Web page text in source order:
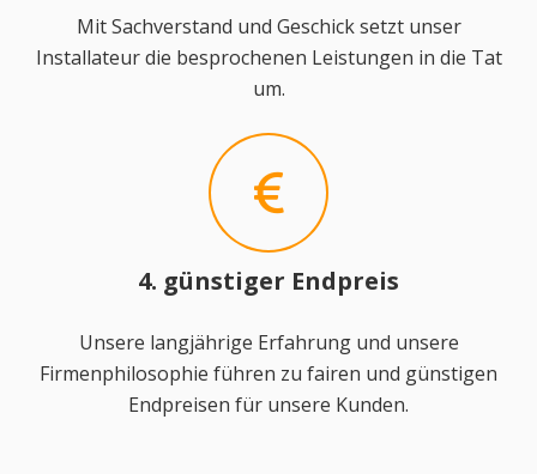
Mit Sachverstand und Geschick setzt unser
Installateur die besprochenen Leistungen in die Tat
um.
4. günstiger Endpreis
Unsere langjährige Erfahrung und unsere
Firmenphilosophie führen zu fairen und günstigen
Endpreisen für unsere Kunden.